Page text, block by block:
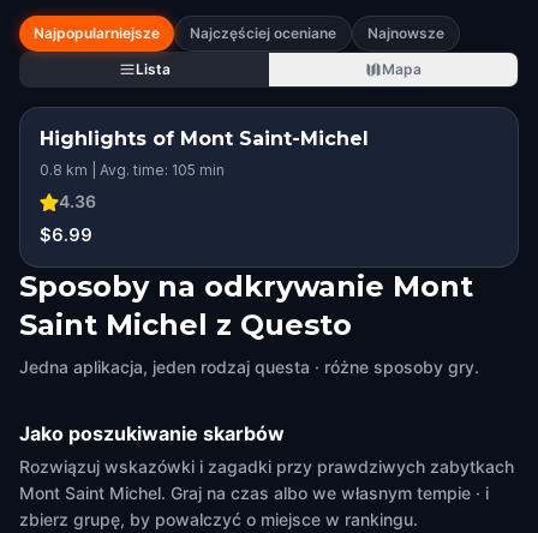
Najpopularniejsze Najczęściej oceniane
Najnowsze
Lista
Mapa
Highlights of Mont Saint-Michel
0.8 km | Avg. time: 105 min
4.36
$6.99
Sposoby na odkrywanie Mont
Saint Michel z Questo
Jedna aplikacja, jeden rodzaj questa · różne sposoby gry.
Jako poszukiwanie skarbów
Rozwiązuj wskazówki i zagadki przy prawdziwych zabytkach
Mont Saint Michel. Graj na czas albo we własnym tempie · i
zbierz grupę, by powalczyć o miejsce w rankingu.